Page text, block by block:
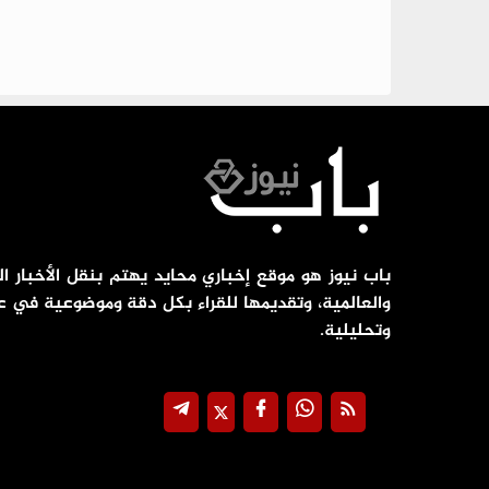
باب نيوز هو موقع إخباري محايد يهتم بنقل الأخبار
والعالمية، وتقديمها للقراء بكل دقة وموضوعية في
وتحليلية.